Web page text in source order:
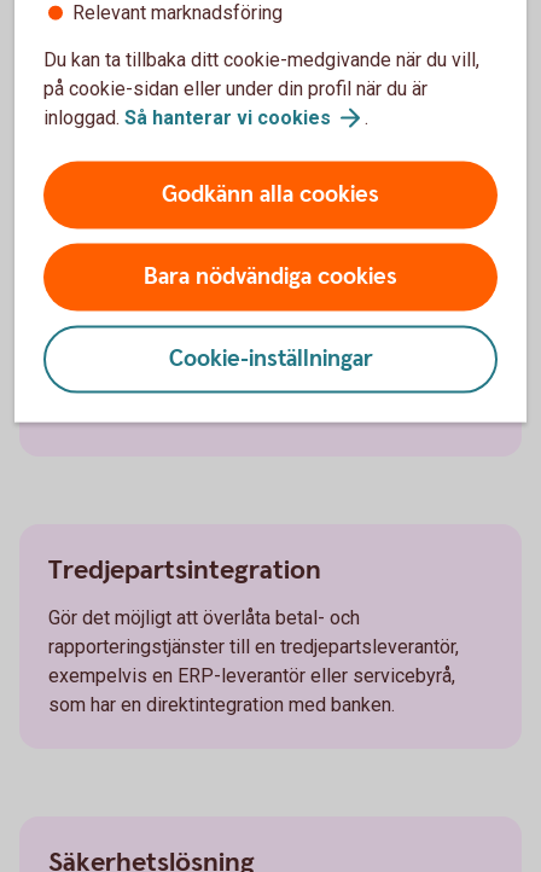
företaget direkt ladda upp och hämta filer. Företaget
behöver ha en programvara som kan generera filer
enligt respektive betaltjänsts formatkrav.
Direktintegration
För företag som vill automatisera sina betal- och
rapporteringsprocesser genom en direkt SFTP-
integration mellan affärs- eller ekonomisystemet
Tredjepartsintegration
Gör det möjligt att överlåta betal- och
rapporteringstjänster till en tredjepartsleverantör,
exempelvis en ERP-leverantör eller servicebyrå,
som har en direktintegration med banken.
Säkerhetslösning
Relevant marknadsföring
Du kan ta tillbaka ditt cookie-medgivande när du vill,
på cookie-sidan eller under din profil när du är
inloggad. Så hanterar vi cookies .
Godkänn alla cookies
Bara nödvändiga cookies
Cookie-inställningar